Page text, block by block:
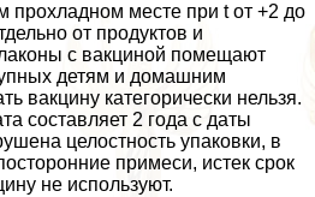
прохладном месте при t от +2 до
от продуктов и
с вакциной помещают
детям и домашним
вакцину категорически нельзя.
составляет 2 года с даты
целостность упаковки, в
примеси, истек срок
не используют.